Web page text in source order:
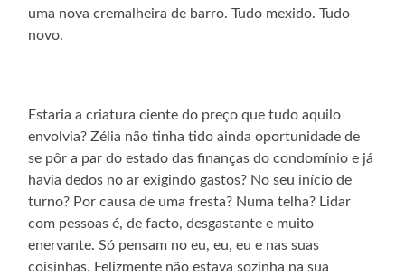
uma nova cremalheira de barro. Tudo mexido. Tudo
novo.
Estaria a criatura ciente do preço que tudo aquilo
envolvia? Zélia não tinha tido ainda oportunidade de
se pôr a par do estado das finanças do condomínio e já
havia dedos no ar exigindo gastos? No seu início de
turno? Por causa de uma fresta? Numa telha? Lidar
com pessoas é, de facto, desgastante e muito
enervante. Só pensam no eu, eu, eu e nas suas
coisinhas. Felizmente não estava sozinha na sua